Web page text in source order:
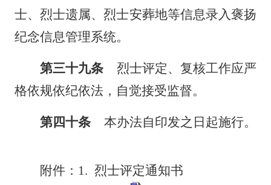
士、烈士遗属、烈士安葬地等信息录入褒扬
纪念信息管理系统。
第三十九条 烈士评定、复核工作应严
格依规依纪依法，自觉接受监督。
第四十条 本办法自印发之日起施行。
附件：1. 烈士评定通知书